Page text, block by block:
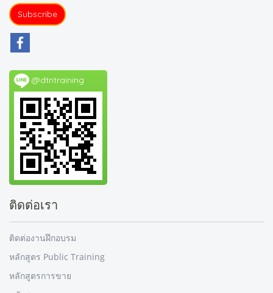
Subscribe
@dtntraining
ติดต่อเรา
ติดต่องานฝึกอบรม
หลักสูตร Public Training
หลักสูตรการขาย